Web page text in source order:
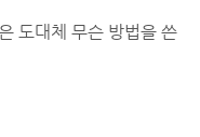
도대체 무슨 방법을 쓴